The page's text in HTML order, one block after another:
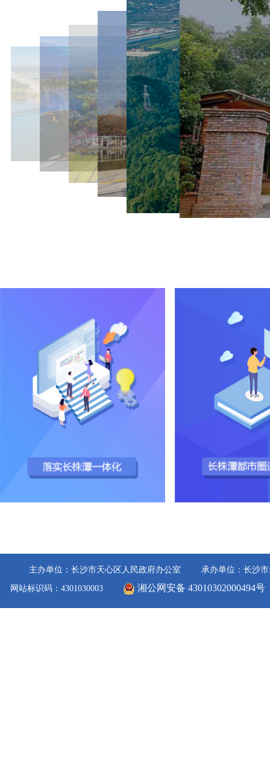
主办单位：长沙市天心区人民政府办公室 承办单位：长沙
网站标识码：4301030003 湘公网安备 43010302000494号